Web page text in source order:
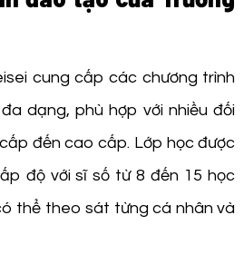
cung cấp các chương trình
dạng, phù hợp với nhiều đối
đến cao cấp. Lớp học được
độ với sĩ số từ 8 đến 15 học
thể theo sát từng cá nhân và